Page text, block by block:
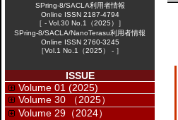
SPring-8/SACLA利用者情報
Online ISSN 2187-4794
［ - Vol.30 No.1（2025）］
SPring-8/SACLA/NanoTerasu利用者情報
Online ISSN 2760-3245
［Vol.1 No.1（2025） - ］
ISSUE
Volume 01 (2025)
Volume 30 （2025）
Volume 29（2024）